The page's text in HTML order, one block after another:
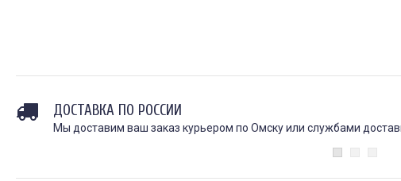
ДОСТАВКА ПО РОССИИ
Мы доставим ваш заказ курьером по Омску или службами